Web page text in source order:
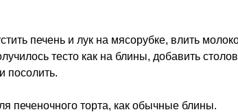
печень и лук на мясорубке, влить
тесто как на блины, добавить
посолить.
печеночного торта, как обычные блины.